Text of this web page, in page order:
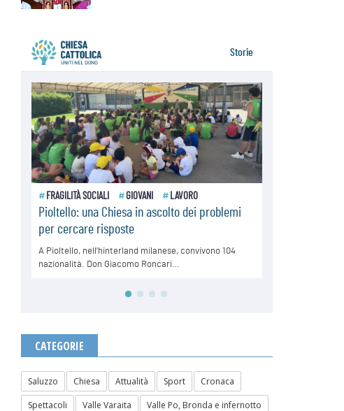
CATEGORIE
Saluzzo Chiesa Attualità Sport
Cronaca
Spettacoli
Valle Varaita
Valle Po, Bronda e infernotto